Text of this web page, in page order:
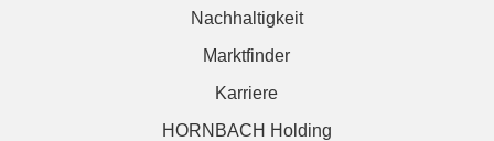
Nachhaltigkeit
Marktfinder
Karriere
HORNBACH Holding